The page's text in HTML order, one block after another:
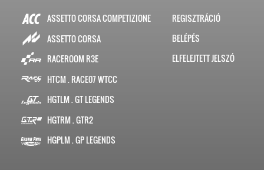
ASSETTO CORSA COMPETIZIONE
ASSETTO CORSA
RACEROOM R3E
HTCM . RACE07 WTCC
HGTLM . GT LEGENDS
HGTRM . GTR2
HGPLM . GP LEGENDS
REGISZTRÁCIÓ
BELÉPÉS
ELFELEJTETT JELSZÓ